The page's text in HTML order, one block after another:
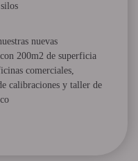
nuevas
200m2 de superficia
comerciales,
calibraciones y taller de